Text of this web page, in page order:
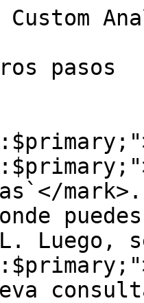
Custom
pasos
Luego,